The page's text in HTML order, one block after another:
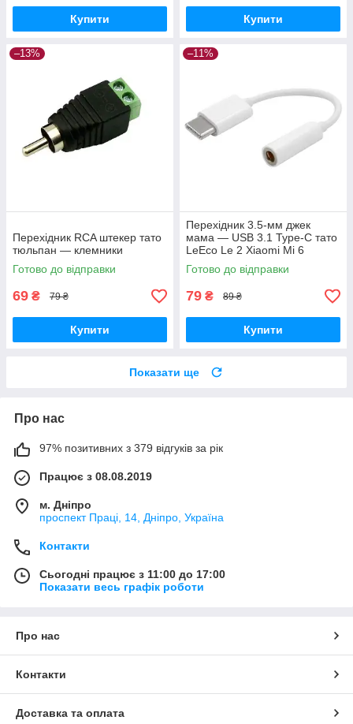
Купити Купити
–13%
Перехідник RCA штекер тато
тюльпан — клемники
Готово до відправки
69 ₴ 79 ₴
Купити
–11%
Перехідник 3.5-мм джек
мама — USB 3.1 Type-C тато
LeEco Le 2 Xiaomi Mi 6
Готово до відправки
79 ₴ 89 ₴
Купити
Показати ще
Про нас
97% позитивних з 379 відгуків за рік
Працює з 08.08.2019
м. Дніпро
проспект Праці, 14, Дніпро, Україна
Контакти
Сьогодні працює з 11:00 до 17:00
Показати весь графік роботи
Про нас
Контакти
Доставка та оплата